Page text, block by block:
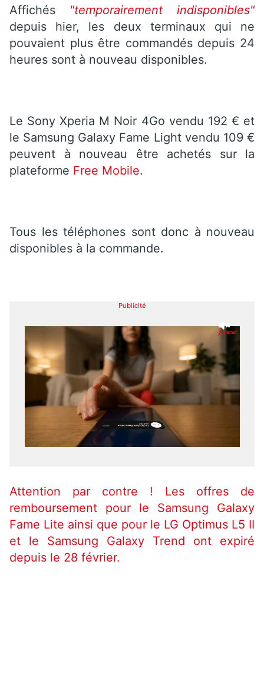
Affichés
"temporairement indisponibles"
depuis hier, les deux terminaux qui ne
pouvaient plus être commandés depuis 24
heures sont à nouveau disponibles.
Le Sony Xperia M Noir 4Go vendu 192 € et
le Samsung Galaxy Fame Light vendu 109 €
peuvent à nouveau être achetés sur la
plateforme Free Mobile.
Tous les téléphones sont donc à nouveau
disponibles à la commande.
Publicité
Attention par contre ! Les offres de
remboursement pour le Samsung Galaxy
Fame Lite ainsi que pour le LG Optimus L5 II
et le Samsung Galaxy Trend ont expiré
depuis le 28 février.